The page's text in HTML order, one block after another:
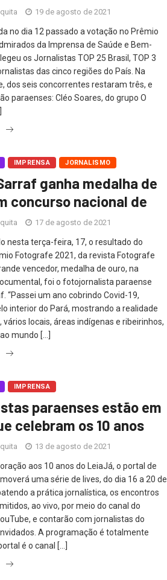
19 de agosto de 2021
no dia 12 passado a votação no Prêmio
da Imprensa de Saúde e Bem-
os Jornalistas TOP 25 Brasil, TOP 3
das cinco regiões do País. Na
dos seis concorrentes restaram três, e
paraenses: Cléo Soares, do grupo O
IMPRENSA JORNALISMO
ganha medalha de
concurso nacional de
17 de agosto de 2021
nesta terça-feira, 17, o resultado do
Fotografe 2021, da revista Fotografe
vencedor, medalha de ouro, na
foi o fotojornalista paraense
“Passei um ano cobrindo Covid-19,
interior do Pará, mostrando a realidade
vários locais, áreas indígenas e ribeirinhos,
mundo […]
IMPRENSA
paraenses estão em
celebram os 10 anos
13 de agosto de 2021
aos 10 anos do LeiaJá, o portal de
uma série de lives, do dia 16 a 20 de
a prática jornalística, os encontros
ao vivo, por meio do canal do
e contarão com jornalistas do
A programação é totalmente
é o canal […]